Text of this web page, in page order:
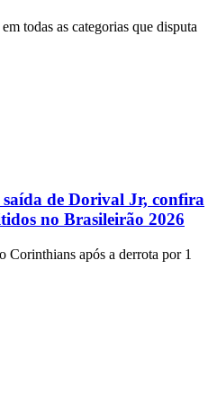
todas as categorias que disputa
saída de Dorival Jr, confira
no Brasileirão 2026
após a derrota por 1